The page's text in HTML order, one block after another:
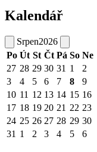
Kalendář
Srpen2026
Po Út St Čt Pá So Ne
27 28 29 30 31 1
2
3
4 5 6 7 8
9
10 11 12 13 14 15 16
17 18 19 20 21 22 23
24 25 26 27 28 29 30
31 1 2 3 4 5 6